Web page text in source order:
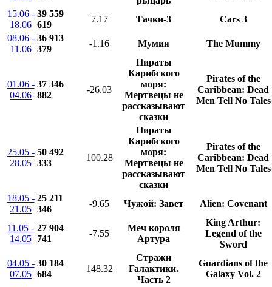
15.06 -
18.06
39 559
619
7.17 Тачки-3
Cars 3
08.06 -
11.06
36 913
379
-1.16 Мумия The Mummy
01.06 -
04.06
37 346
882
-26.03
Пираты
Карибского
моря:
Мертвецы не
рассказывают
сказки
Pirates of the
Caribbean: Dead
Men Tell No Tales
25.05 -
28.05
50 492
333
100.28
Пираты
Карибского
моря:
Мертвецы не
рассказывают
сказки
Pirates of the
Caribbean: Dead
Men Tell No Tales
18.05 -
21.05
25 211
346
-9.65 Чужой: Завет Alien: Covenant
11.05 -
14.05
27 904
741
-7.55
Меч короля
Артура
King Arthur:
Legend of the
Sword
04.05 -
07.05
30 184
684
148.32
Стражи
Галактики.
Часть 2
Guardians of the
Galaxy Vol. 2